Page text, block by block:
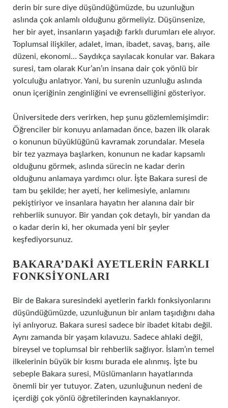
derin bir sure diye düşündüğümüzde, bu uzunluğun
aslında çok anlamlı olduğunu görmeliyiz. Düşünsenize,
her bir ayet, insanların yaşadığı farklı durumları ele alıyor.
Toplumsal ilişkiler, adalet, iman, ibadet, savaş, barış, aile
düzeni, ekonomi… Saydıkça sayılacak konular var. Bakara
suresi, tam olarak Kur’an’ın insana dair çok yönlü bir
yolculuğu anlatıyor. Yani, bu surenin uzunluğu aslında
onun içeriğinin zenginliğini ve evrenselliğini gösteriyor.
Üniversitede ders verirken, hep şunu gözlemlemişimdir:
Öğrenciler bir konuyu anlamadan önce, bazen ilk olarak
o konunun büyüklüğünü kavramak zorundalar. Mesela
bir tez yazmaya başlarken, konunun ne kadar kapsamlı
olduğunu görmek, aslında sürecin ne kadar derin
olduğunu anlamaya yardımcı olur. İşte Bakara suresi de
tam bu şekilde; her ayeti, her kelimesiyle, anlamını
pekiştiriyor ve insanlara hayatın her alanına dair bir
rehberlik sunuyor. Bir yandan çok detaylı, bir yandan da
o kadar derin ki, her okumada yeni bir şeyler
keşfediyorsunuz.
BAKARA’DAKI AYETLERIN FARKLI
FONKSIYONLARI
Bir de Bakara suresindeki ayetlerin farklı fonksiyonlarını
düşündüğümüzde, uzunluğunun bir anlam taşıdığını daha
iyi anlıyoruz. Bakara suresi sadece bir ibadet kitabı değil.
Aynı zamanda bir yaşam kılavuzu. Sadece ahlaki değil,
bireysel ve toplumsal bir rehberlik sağlıyor. İslam’ın temel
ilkelerinin büyük bir kısmı burada ele alınmış. İşte bu
sebeple Bakara suresi, Müslümanların hayatlarında
önemli bir yer tutuyor. Zaten, uzunluğunun nedeni de
içerdiği çok yönlü öğretilerinden kaynaklanıyor.